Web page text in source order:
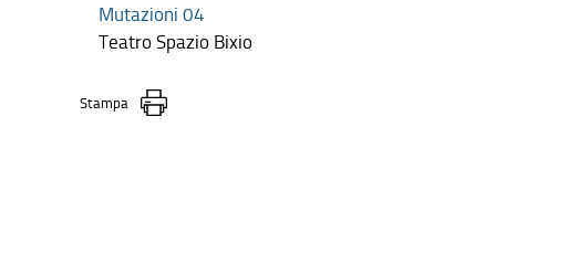
Mutazioni 04
Teatro Spazio Bixio
Stampa